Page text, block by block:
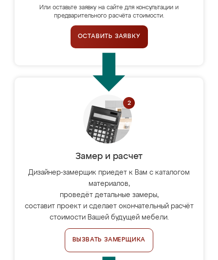
Или оставьте заявку на сайте для консультации и
предварительного расчёта стоимости.
ОСТАВИТЬ ЗАЯВКУ
Замер и расчет
Дизайнер-замерщик приедет к Вам с каталогом
материалов,
проведёт детальные замеры,
составит проект и сделает окончательный расчёт
стоимости Вашей будущей мебели.
ВЫЗВАТЬ ЗАМЕРЩИКА